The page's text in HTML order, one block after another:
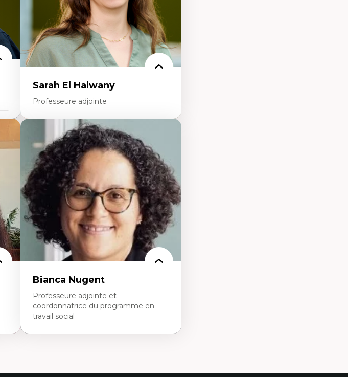
Sarah El Halwany
Professeure adjointe
Expertises
Les apports pédagogiques des théories de
l'affect, du posthumanisme, du féminisme
dans l'éducation aux sciences
L'apprentissage des sciences/STIM dans une
perspective socioécologique de care
L’insertion professionnelle des
enseignant.e.s
Bianca Nugent
Professeure adjointe et
coordonnatrice du programme en
travail social
Fondements de l’intervention et des